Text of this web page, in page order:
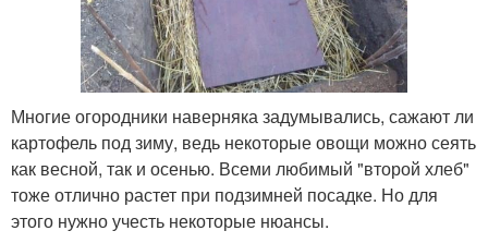
Многие огородники наверняка задумывались, сажают ли
картофель под зиму, ведь некоторые овощи можно сеять
как весной, так и осенью. Всеми любимый "второй хлеб"
тоже отлично растет при подзимней посадке. Но для
этого нужно учесть некоторые нюансы.